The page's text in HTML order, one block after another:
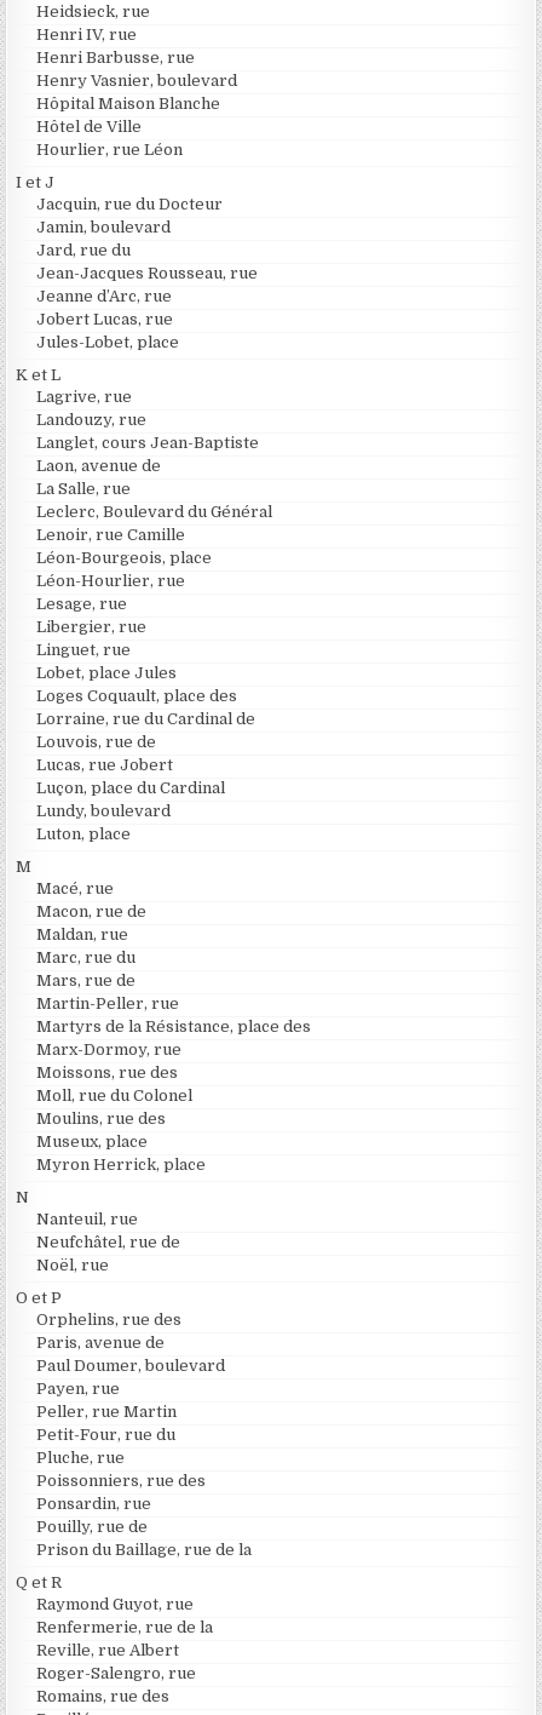
Heidsieck, rue
Henri IV, rue
Henri Barbusse, rue
Henry Vasnier, boulevard
Hôpital Maison Blanche
Hôtel de Ville
Hourlier, rue Léon
I et J
Jacquin, rue du Docteur
Jamin, boulevard
Jard, rue du
Jean-Jacques Rousseau, rue
Jeanne d’Arc, rue
Jobert Lucas, rue
Jules-Lobet, place
K et L
Lagrive, rue
Landouzy, rue
Langlet, cours Jean-Baptiste
Laon, avenue de
La Salle, rue
Leclerc, Boulevard du Général
Lenoir, rue Camille
Léon-Bourgeois, place
Léon-Hourlier, rue
Lesage, rue
Libergier, rue
Linguet, rue
Lobet, place Jules
Loges Coquault, place des
Lorraine, rue du Cardinal de
Louvois, rue de
Lucas, rue Jobert
Luçon, place du Cardinal
Lundy, boulevard
Luton, place
M
Macé, rue
Macon, rue de
Maldan, rue
Marc, rue du
Mars, rue de
Martin-Peller, rue
Martyrs de la Résistance, place des
Marx-Dormoy, rue
Moissons, rue des
Moll, rue du Colonel
Moulins, rue des
Museux, place
Myron Herrick, place
N
Nanteuil, rue
Neufchâtel, rue de
Noël, rue
O et P
Orphelins, rue des
Paris, avenue de
Paul Doumer, boulevard
Payen, rue
Peller, rue Martin
Petit-Four, rue du
Pluche, rue
Poissonniers, rue des
Ponsardin, rue
Pouilly, rue de
Prison du Baillage, rue de la
Q et R
Raymond Guyot, rue
Renfermerie, rue de la
Reville, rue Albert
Roger-Salengro, rue
Romains, rue des